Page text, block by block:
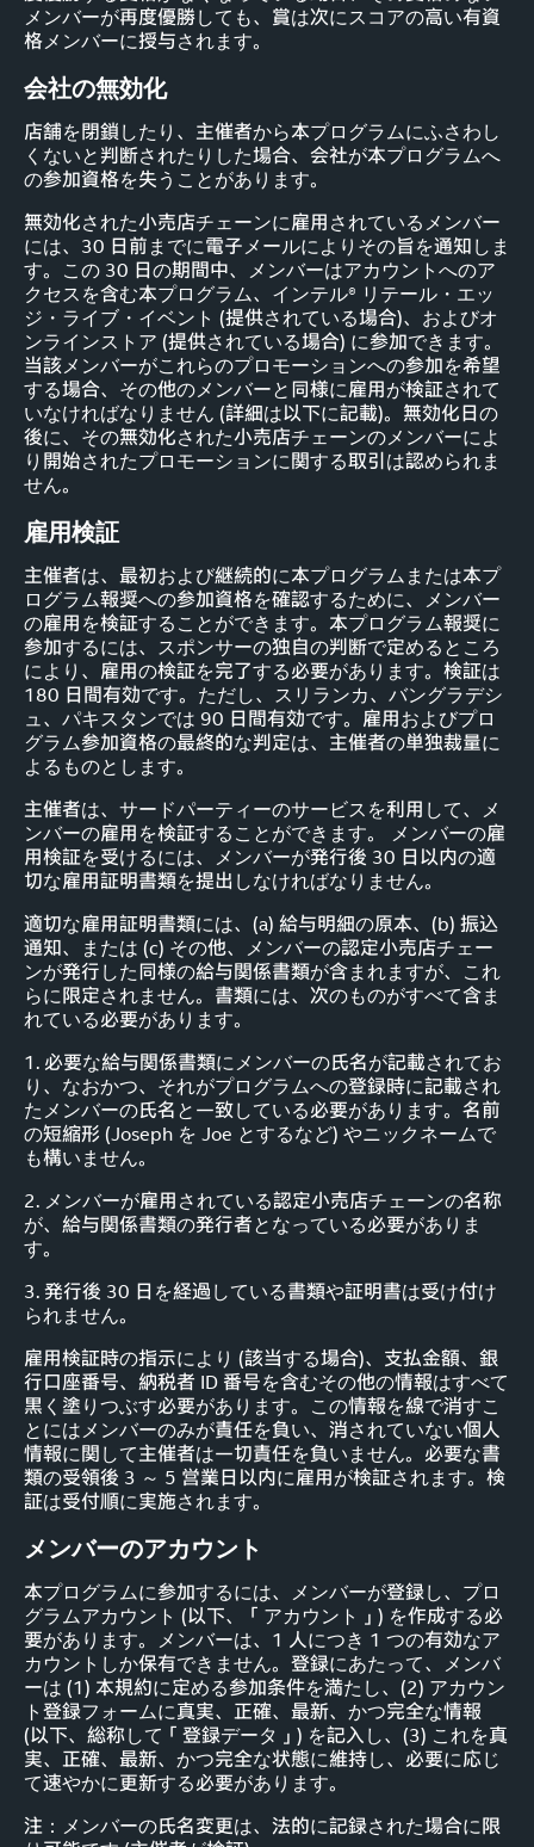
メンバーが再度優勝しても、賞は次にスコアの高い有資
格メンバーに授与されます。
会社の無効化
店舗を閉鎖したり、主催者から本プログラムにふさわし
くないと判断されたりした場合、会社が本プログラムへ
の参加資格を失うことがあります。
無効化された小売店チェーンに雇用されているメンバー
には、30 日前までに電子メールによりその旨を通知しま
す。この 30 日の期間中、メンバーはアカウントへのア
クセスを含む本プログラム、インテル® リテール・エッ
ジ・ライブ・イベント (提供されている場合)、およびオ
ンラインストア (提供されている場合) に参加できます。
当該メンバーがこれらのプロモーションへの参加を希望
する場合、その他のメンバーと同様に雇用が検証されて
いなければなりません (詳細は以下に記載)。無効化日の
後に、その無効化された小売店チェーンのメンバーによ
り開始されたプロモーションに関する取引は認められま
せん。
雇用検証
主催者は、最初および継続的に本プログラムまたは本プ
ログラム報奨への参加資格を確認するために、メンバー
の雇用を検証することができます。本プログラム報奨に
参加するには、スポンサーの独自の判断で定めるところ
により、雇用の検証を完了する必要があります。検証は
180 日間有効です。ただし、スリランカ、バングラデシ
ュ、パキスタンでは 90 日間有効です。雇用およびプロ
グラム参加資格の最終的な判定は、主催者の単独裁量に
よるものとします。
主催者は、サードパーティーのサービスを利用して、メ
ンバーの雇用を検証することができます。 メンバーの雇
用検証を受けるには、メンバーが発行後 30 日以内の適
切な雇用証明書類を提出しなければなりません。
適切な雇用証明書類には、(a) 給与明細の原本、(b) 振込
通知、または (c) その他、メンバーの認定小売店チェー
ンが発行した同様の給与関係書類が含まれますが、これ
らに限定されません。書類には、次のものがすべて含ま
れている必要があります。
1. 必要な給与関係書類にメンバーの氏名が記載されてお
り、なおかつ、それがプログラムへの登録時に記載され
たメンバーの氏名と一致している必要があります。名前
の短縮形 (Joseph を Joe とするなど) やニックネームで
も構いません。
2. メンバーが雇用されている認定小売店チェーンの名称
が、給与関係書類の発行者となっている必要がありま
す。
3. 発行後 30 日を経過している書類や証明書は受け付け
られません。
雇用検証時の指示により (該当する場合)、支払金額、銀
行口座番号、納税者 ID 番号を含むその他の情報はすべて
黒く塗りつぶす必要があります。この情報を線で消すこ
とにはメンバーのみが責任を負い、消されていない個人
情報に関して主催者は一切責任を負いません。必要な書
類の受領後 3 ～ 5 営業日以内に雇用が検証されます。検
証は受付順に実施されます。
メンバーのアカウント
本プログラムに参加するには、メンバーが登録し、プロ
グラムアカウント (以下、「アカウント」) を作成する必
要があります。メンバーは、1 人につき 1 つの有効なア
カウントしか保有できません。登録にあたって、メンバ
ーは (1) 本規約に定める参加条件を満たし、(2) アカウン
ト登録フォームに真実、正確、最新、かつ完全な情報
(以下、総称して「登録データ」) を記入し、(3) これを真
実、正確、最新、かつ完全な状態に維持し、必要に応じ
て速やかに更新する必要があります。
注：メンバーの氏名変更は、法的に記録された場合に限